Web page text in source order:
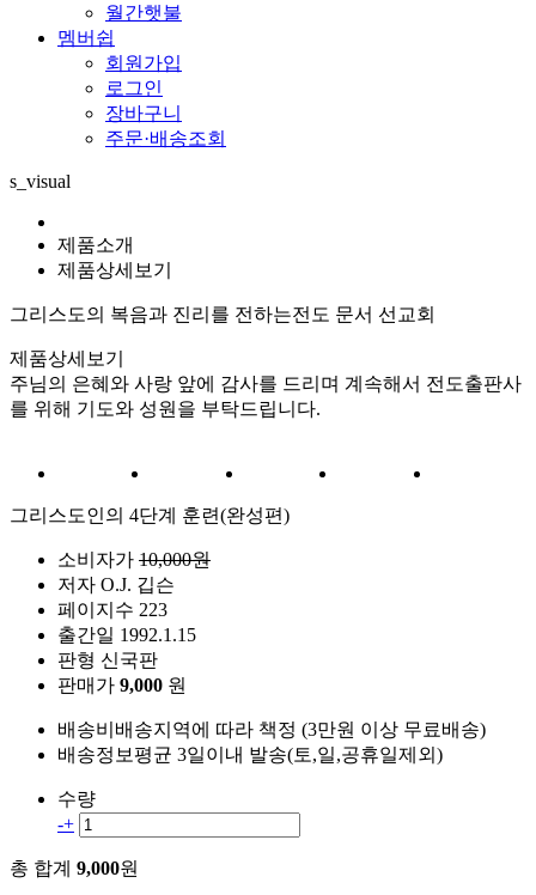
월간햇불
멤버쉽
회원가입
로그인
장바구니
주문·배송조회
s_visual
제품소개
제품상세보기
그리스도의 복음과 진리를 전하는전도 문서 선교회
제품상세보기
주님의 은혜와 사랑 앞에 감사를 드리며 계속해서 전도출판사
를 위해 기도와 성원을 부탁드립니다.
그리스도인의 4단계 훈련(완성편)
소비자가 10,000원
저자 O.J. 깁슨
페이지수 223
출간일 1992.1.15
판형 신국판
판매가 9,000 원
배송비 배송지역에 따라 책정 (3만원 이상 무료배송)
배송정보평균 3일이내 발송(토,일,공휴일제외)
수량
-+
총 합계 9,000원